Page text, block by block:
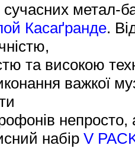
метал-
Касаґранде.
та високою
важкої
набір V